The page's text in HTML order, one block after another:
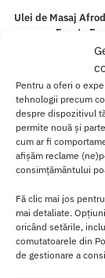
Pentru a oferi o
tehnologii precum
despre dispozitivul
permite nouă și
cum ar fi
afișăm reclame
consimțământului
Fă clic mai jos
mai detaliate.
oricând setările,
comutatoarele din
de gestionare a
Ulei de Masaj
Fructe
110.00
Adaugă